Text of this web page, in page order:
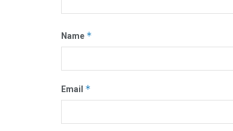
Name *
Email *